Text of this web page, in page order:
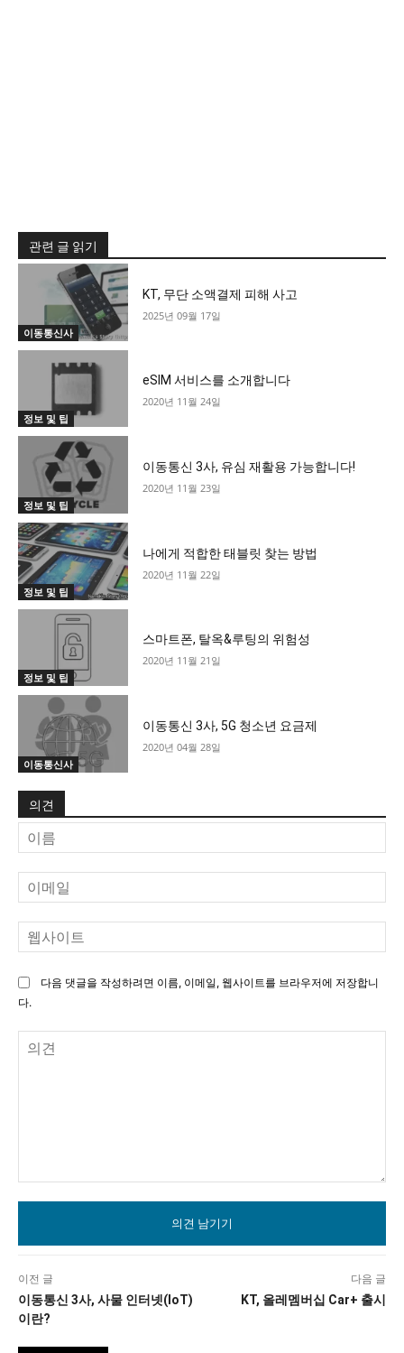
관련 글 읽기
이동통신사
KT, 무단 소액결제 피해 사고
2025년 09월 17일
정보 및 팁
eSIM 서비스를 소개합니다
2020년 11월 24일
정보 및 팁
이동통신 3사, 유심 재활용 가능합니다!
2020년 11월 23일
정보 및 팁
나에게 적합한 태블릿 찾는 방법
2020년 11월 22일
정보 및 팁
스마트폰, 탈옥&루팅의 위험성
2020년 11월 21일
이동통신사
이동통신 3사, 5G 청소년 요금제
2020년 04월 28일
의견
름
메
일
사
다음 댓글을 작성하려면 이름, 이메일, 웹사이트를 브라우저에 저장합니
다.
이전 글
이동통신 3사, 사물 인터넷(IoT)
이란?
다음 글
KT, 올레멤버십 Car+ 출시